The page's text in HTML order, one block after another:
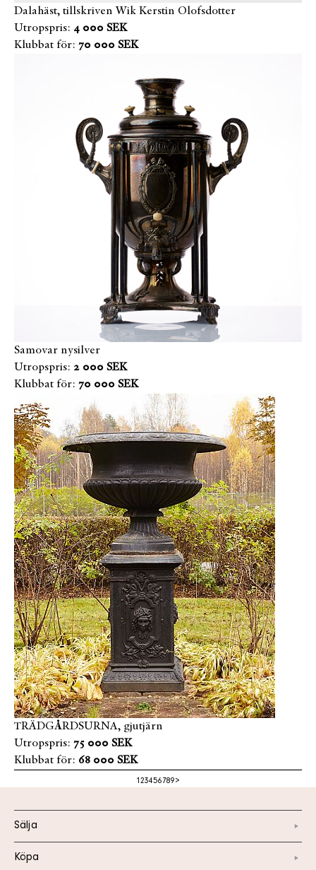
Dalahäst, tillskriven Wik Kerstin Olofsdotter
Utropspris: 4 000 SEK
Klubbat för: 70 000 SEK
Samovar nysilver
Utropspris: 2 000 SEK
Klubbat för: 70 000 SEK
TRÄDGÅRDSURNA, gjutjärn
Utropspris: 75 000 SEK
Klubbat för: 68 000 SEK
123456789>
Sälja
Köpa